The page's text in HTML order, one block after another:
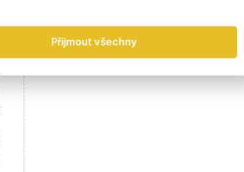
Přijmout všechny